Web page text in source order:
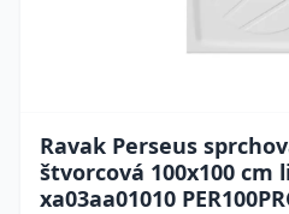
Ravak Perseus
štvorcová 100x100
xa03aa01010